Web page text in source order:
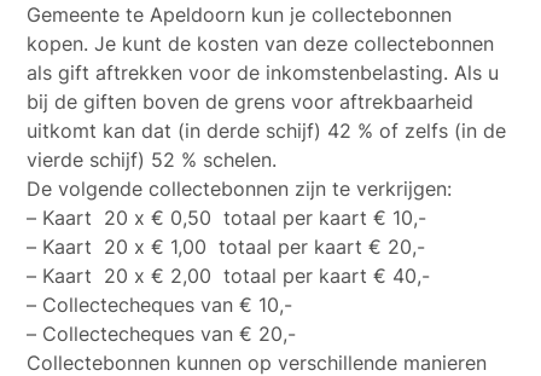
Gemeente te Apeldoorn kun je collectebonnen
kopen. Je kunt de kosten van deze collectebonnen
als gift aftrekken voor de inkomstenbelasting. Als u
bij de giften boven de grens voor aftrekbaarheid
uitkomt kan dat (in derde schijf) 42 % of zelfs (in de
vierde schijf) 52 % schelen.
De volgende collectebonnen zijn te verkrijgen:
– Kaart 20 x € 0,50 totaal per kaart € 10,-
– Kaart 20 x € 1,00 totaal per kaart € 20,-
– Kaart 20 x € 2,00 totaal per kaart € 40,-
– Collectecheques van € 10,-
– Collectecheques van € 20,-
Collectebonnen kunnen op verschillende manieren